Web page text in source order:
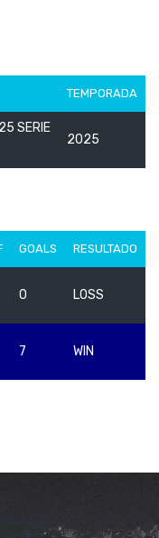
TEMPORADA
SERIE
2025
GOALS RESULTADO
0 LOSS
7 WIN